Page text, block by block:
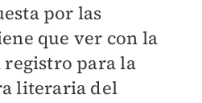
por las
que ver con la
para la
literaria del